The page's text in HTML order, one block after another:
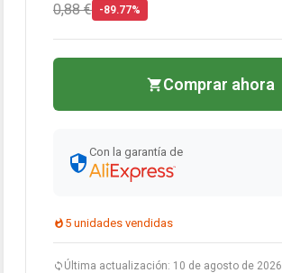
0,88 € -89.77%
Comprar ahora
Con la garantía de
5 unidades vendidas
Última actualización: 10 de agosto de 2026